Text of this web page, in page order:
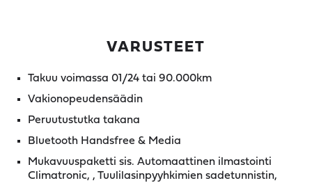
VARUSTEET
Takuu voimassa 01/24 tai 90.000km
Vakionopeudensäädin
Peruutustutka takana
Bluetooth Handsfree & Media
Mukavuuspaketti sis. Automaattinen ilmastointi
Climatronic, , Tuulilasinpyyhkimien sadetunnistin,